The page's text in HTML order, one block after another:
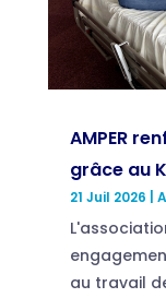
AMPER
grâce au
21 Juil 2026
au travail